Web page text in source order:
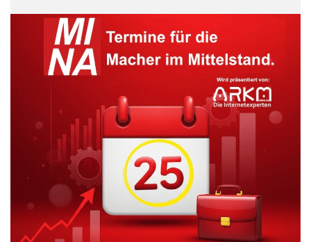
Andy Mather war vor Datacom in der Verkaufsleitung bei
Sumerian beschäftigt. Vor Sumerian war er 10 Jahre in der
Verkaufsleitung bei Radianz und BT Radianz tätig und für den
Verkauf von Technologielösungen an Finanzinstitute
verantwortlich.
Andy erklärt: „Ich war in den USA mit dem Team von Datacom
zusammengestossen und sehr von der Dynamik des
Unternehmens sowie dessen Technologieaufgebot im Bereich
der Hochleistungsanwendungen und geschäftskritischen
Infrastrukturen angetan. Wir befinden uns heute auf einem